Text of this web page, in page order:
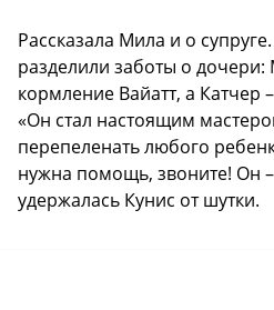
Рассказала Мила и о
разделили заботы о дочери:
кормление Вайатт, а Катчер
«Он стал настоящим
перепеленать любого
нужна помощь, звоните! Он
удержалась Кунис от шутки.